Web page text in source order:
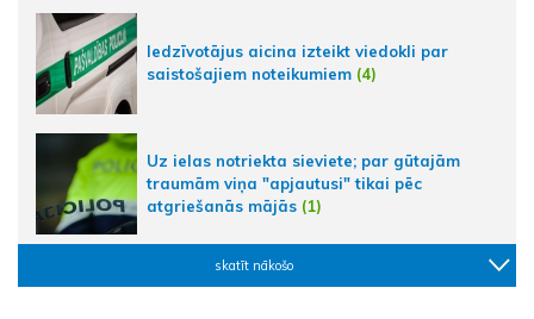
Iedzīvotājus aicina izteikt viedokli par
saistošajiem noteikumiem (4)
Uz ielas notriekta sieviete; par gūtajām
traumām viņa "apjautusi" tikai pēc
atgriešanās mājās (1)
skatīt nākošo